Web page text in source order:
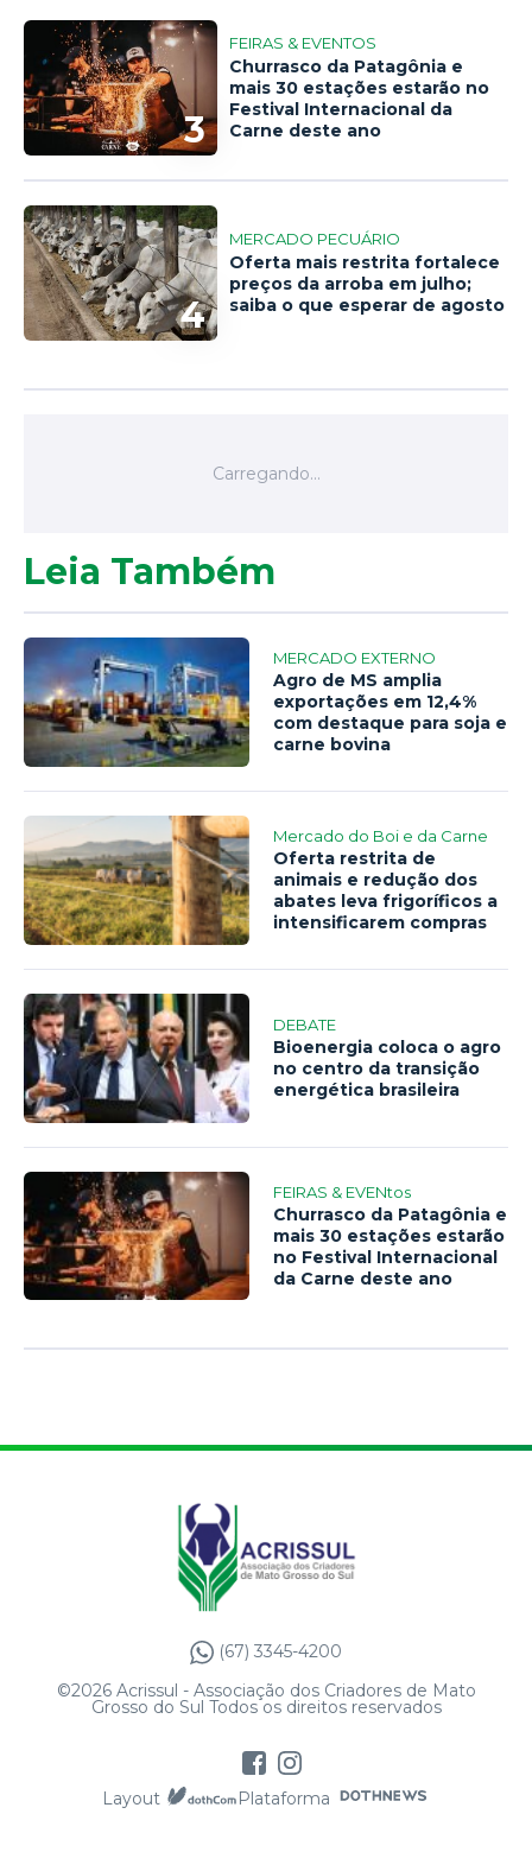
3
FEIRAS & EVENTOS
Churrasco da Patagônia e
mais 30 estações estarão no
Festival Internacional da
Carne deste ano
4
MERCADO PECUÁRIO
Oferta mais restrita fortalece
preços da arroba em julho;
saiba o que esperar de agosto
Leia Também
MERCADO EXTERNO
Agro de MS amplia
exportações em 12,4%
com destaque para soja e
carne bovina
Mercado do Boi e da Carne
Oferta restrita de
animais e redução dos
abates leva frigoríficos a
intensificarem compras
DEBATE
Bioenergia coloca o agro
no centro da transição
energética brasileira
FEIRAS & EVENtos
Churrasco da Patagônia e
mais 30 estações estarão
no Festival Internacional
da Carne deste ano
(67) 3345-4200
©2026 Acrissul - Associação dos Criadores de Mato
Grosso do Sul Todos os direitos reservados
Layout Plataforma